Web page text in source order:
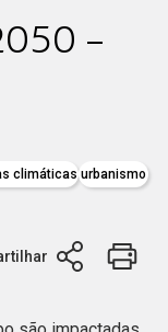
-
climáticas urbanismo